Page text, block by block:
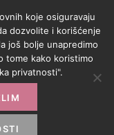
koje osiguravaju
dozvolite i korišćenje
još bolje unapredimo
tome kako koristimo
privatnosti".